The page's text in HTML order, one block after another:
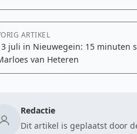
ARTIKEL
juli in Nieuwegein: 15 minuten
van Heteren
Redactie
Dit artikel is geplaatst door